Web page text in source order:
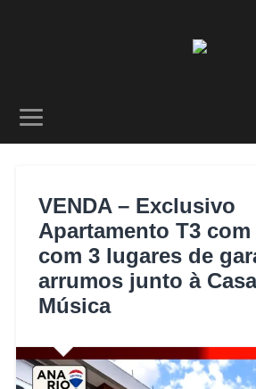
VENDA – Exclusivo
Apartamento T3
com 3 lugares de
arrumos junto à
Música